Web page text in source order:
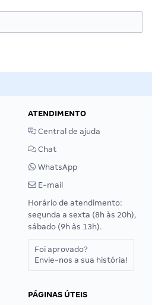
ATENDIMENTO
Central de ajuda
Chat
WhatsApp
E-mail
Horário de atendimento:
segunda a sexta (8h às 20h),
sábado (9h às 13h).
Foi aprovado?
Envie-nos a sua história!
PÁGINAS ÚTEIS